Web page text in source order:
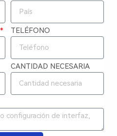
TELÉFONO
CANTIDAD NECESARIA